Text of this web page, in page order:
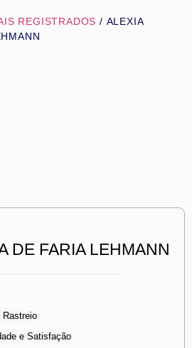
REGISTRADOS / ALEXIA
DE FARIA LEHMANN
Rastreio
e Satisfação